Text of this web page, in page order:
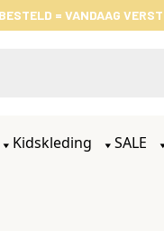
= VANDAAG
Kidskleding SALE